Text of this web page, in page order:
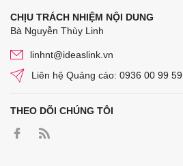
CHỊU TRÁCH NHIỆM NỘI DUNG
Bà Nguyễn Thùy Linh
linhnt@ideaslink.vn
Liên hệ Quảng cáo: 0936 00 99 59
THEO DÕI CHÚNG TÔI